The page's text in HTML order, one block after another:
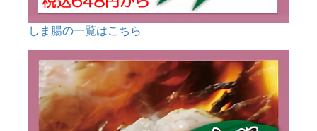
しま腸の一覧はこちら